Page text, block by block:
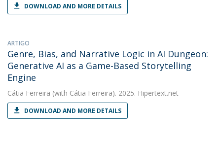
DOWNLOAD AND MORE DETAILS
ARTIGO
Genre, Bias, and Narrative Logic in AI Dungeon:
Generative AI as a Game-Based Storytelling
Engine
Cátia Ferreira (with Cátia Ferreira). 2025. Hipertext.net
DOWNLOAD AND MORE DETAILS